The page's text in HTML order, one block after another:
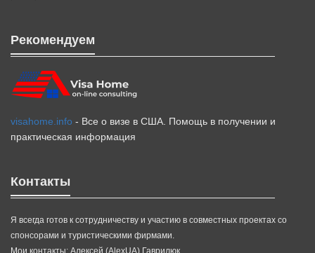
Рекомендуем
visahome.info - Все о визе в США. Помощь в получении и
практическая информация
Контакты
Я всегда готов к сотрудничеству и участию в совместных проектах со
спонсорами и туристическими фирмами.
Мои контакты: Алексей (AlexUA) Гаврилюк